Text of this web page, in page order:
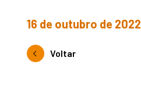
16 de outubro de 2022
Voltar